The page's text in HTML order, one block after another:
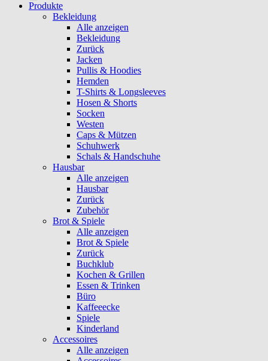
Produkte
Bekleidung
Alle anzeigen
Bekleidung
Zurück
Jacken
Pullis & Hoodies
Hemden
T-Shirts & Longsleeves
Hosen & Shorts
Socken
Westen
Caps & Mützen
Schuhwerk
Schals & Handschuhe
Hausbar
Alle anzeigen
Hausbar
Zurück
Zubehör
Brot & Spiele
Alle anzeigen
Brot & Spiele
Zurück
Buchklub
Kochen & Grillen
Essen & Trinken
Büro
Kaffeeecke
Spiele
Kinderland
Accessoires
Alle anzeigen